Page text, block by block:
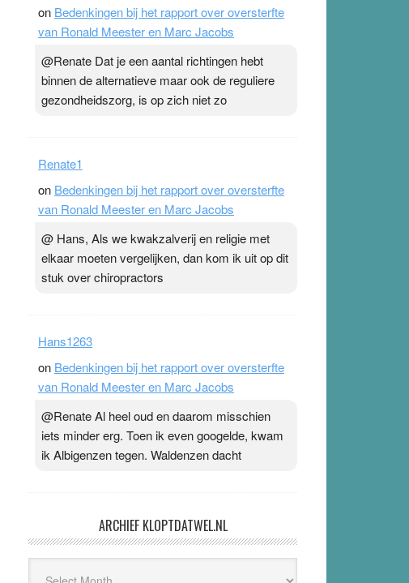
geleden is er ruzie (over geld?)
Hans1263
onBedenkingen bij het rapport over oversterfte
binnen de alternatieve maar ook de reguliere
gezondheidszorg, is op zich niet zo
Renate1
onBedenkingen bij het rapport over oversterfte
elkaar moeten vergelijken, dan kom ik uit op dit
stuk over chiropractors
Hans1263
onBedenkingen bij het rapport over oversterfte
iets minder erg. Toen ik even googelde, kwam
ik Albigenzen tegen. Waldenzen dacht